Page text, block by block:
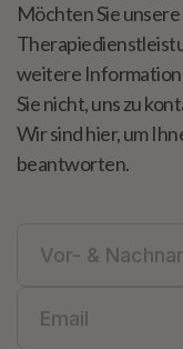
Möchten Sie
weitere
Sie nicht, uns zu
Wir sind hier, um
beantworten.